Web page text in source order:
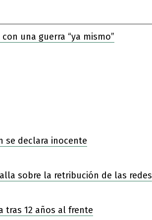
una guerra “ya mismo”
se declara inocente
sobre la retribución de las redes
tras 12 años al frente